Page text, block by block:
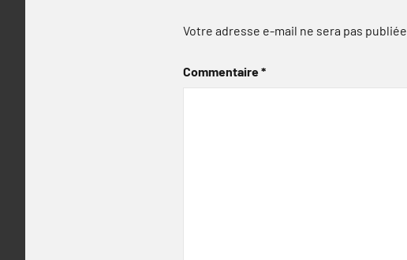
Votre adresse e-mail ne sera pas publiée.
Commentaire*